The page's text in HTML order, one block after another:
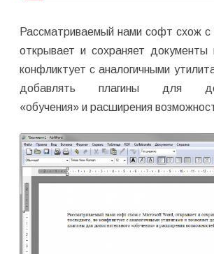
Рассматриваемый нами софт схож
открывает и сохраняет документы
конфликтует с аналогичными
добавлять плагины для
«обучения» и расширения